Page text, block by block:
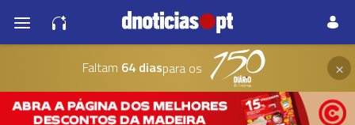
Faltam 64 diaspara os ×